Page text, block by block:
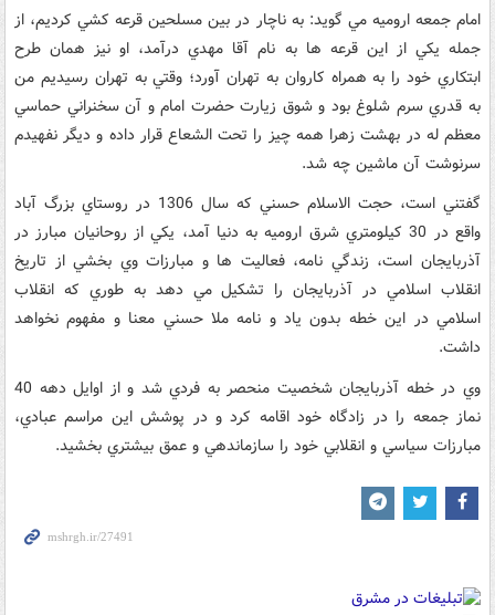
امام جمعه اروميه مي گويد: به ناچار در بين مسلحين قرعه کشي کرديم، از
جمله يکي از اين قرعه ها به نام آقا مهدي درآمد، او نيز همان طرح
ابتکاري خود را به همراه کاروان به تهران آورد؛ وقتي به تهران رسيديم من
به قدري سرم شلوغ بود و شوق زيارت حضرت امام و آن سخنراني حماسي
معظم له در بهشت زهرا همه چيز را تحت الشعاع قرار داده و ديگر نفهيدم
سرنوشت آن ماشين چه شد.
گفتني است، حجت الاسلام حسني که سال 1306 در روستاي بزرگ آباد
واقع در 30 کيلومتري شرق اروميه به دنيا آمد، يکي از روحانيان مبارز در
آذربايجان است، زندگي نامه، فعاليت ها و مبارزات وي بخشي از تاريخ
انقلاب اسلامي در آذربايجان را تشکيل مي دهد به طوري که انقلاب
اسلامي در اين خطه بدون ياد و نامه ملا حسني معنا و مفهوم نخواهد
داشت.
وي در خطه آذربايجان شخصيت منحصر به فردي شد و از اوايل دهه 40
نماز جمعه را در زادگاه خود اقامه کرد و در پوشش اين مراسم عبادي،
مبارزات سياسي و انقلابي خود را سازماندهي و عمق بيشتري بخشيد.